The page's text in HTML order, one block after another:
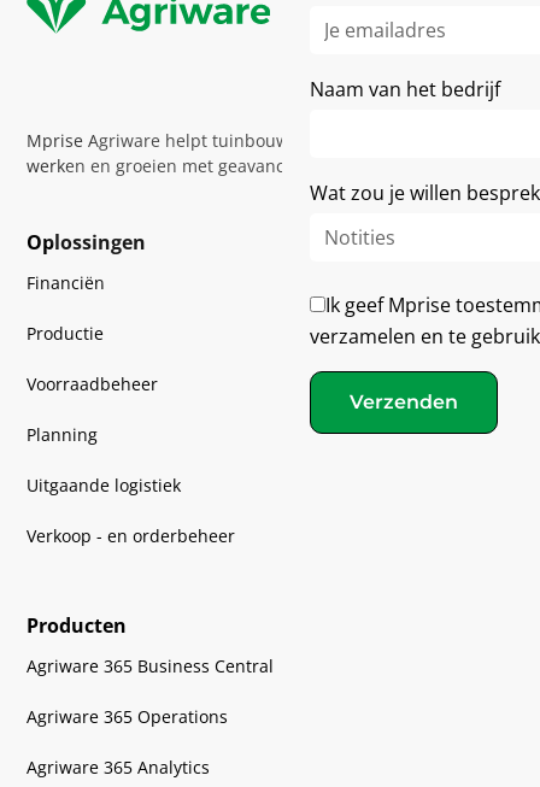
Naam van het bedrijf
Wat zou je willen
Ik geef Mprise
verzamelen en te
Verzenden
Mprise Agriware helpt tuinbouwbedrijven efficiënter
werken en groeien met geavanceerde software en expertise
Oplossingen
Financiën
Productie
Voorraadbeheer
Planning
Uitgaande logistiek
Verkoop - en orderbeheer
Producten
Agriware 365 Business Central
Agriware 365 Operations
Agriware 365 Analytics